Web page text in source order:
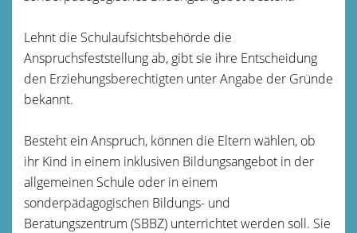
Lehnt die Schulaufsichtsbehörde die
Anspruchsfeststellung ab, gibt sie ihre Entscheidung
den Erziehungsberechtigten unter Angabe der Gründe
bekannt.
Besteht ein Anspruch, können die Eltern wählen, ob
ihr Kind in einem inklusiven Bildungsangebot in der
allgemeinen Schule oder in einem
sonderpädagogischen Bildungs- und
Beratungszentrum (SBBZ) unterrichtet werden soll. Sie